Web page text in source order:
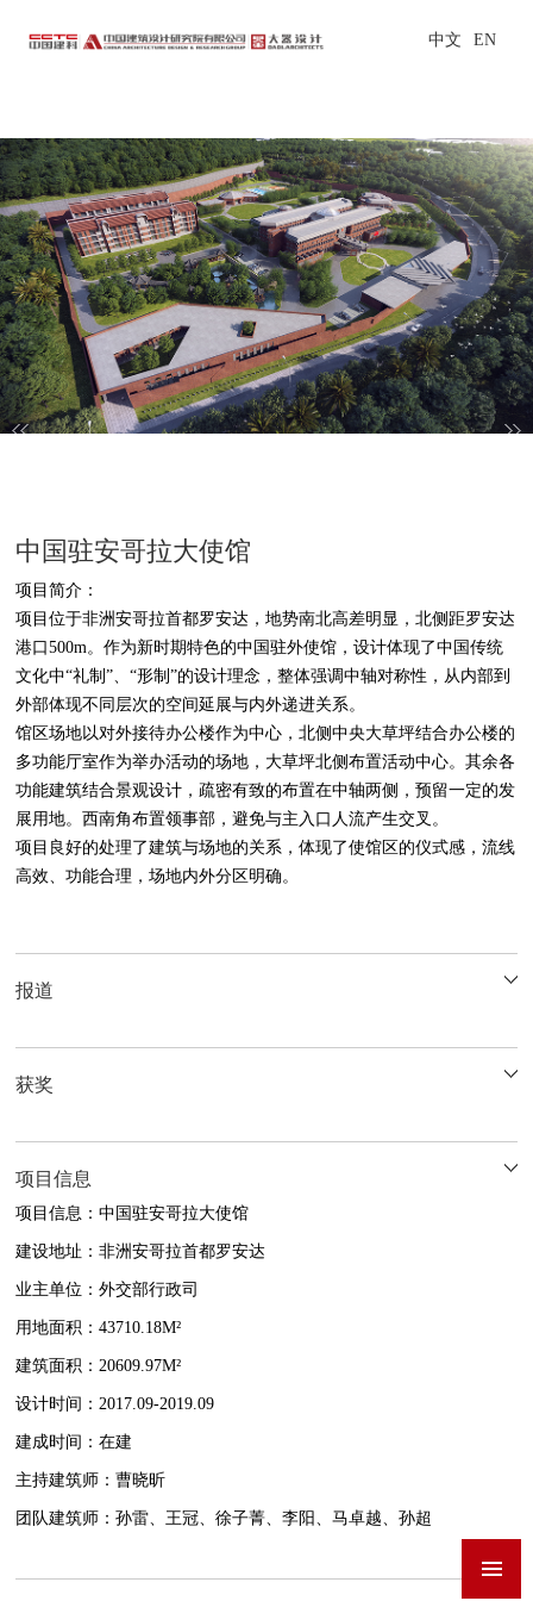
中文 EN
中国驻安哥拉大使馆
项目简介：
项目位于非洲安哥拉首都罗安达，地势南北高差明显，北侧距罗安达
港口500m。作为新时期特色的中国驻外使馆，设计体现了中国传统
文化中“礼制”、“形制”的设计理念，整体强调中轴对称性，从内部到
外部体现不同层次的空间延展与内外递进关系。
馆区场地以对外接待办公楼作为中心，北侧中央大草坪结合办公楼的
多功能厅室作为举办活动的场地，大草坪北侧布置活动中心。其余各
功能建筑结合景观设计，疏密有致的布置在中轴两侧，预留一定的发
展用地。西南角布置领事部，避免与主入口人流产生交叉。
项目良好的处理了建筑与场地的关系，体现了使馆区的仪式感，流线
高效、功能合理，场地内外分区明确。
报道
获奖
项目信息
项目信息：中国驻安哥拉大使馆
建设地址：非洲安哥拉首都罗安达
业主单位：外交部行政司
用地面积：43710.18M²
建筑面积：20609.97M²
设计时间：2017.09-2019.09
建成时间：在建
主持建筑师：曹晓昕
团队建筑师：孙雷、王冠、徐子菁、李阳、马卓越、孙超